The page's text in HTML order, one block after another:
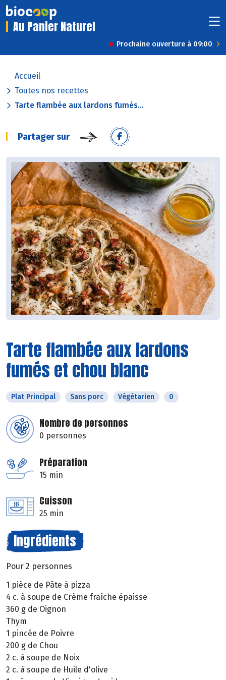
Au Panier Naturel
Prochaine ouverture à 09:00
Accueil
Toutes nos recettes
Tarte flambée aux lardons fumés...
Partager sur
Tarte flambée aux lardons
fumés et chou blanc
Plat Principal Sans porc Végétarien 0
Nombre de personnes
0 personnes
Préparation
15 min
Cuisson
25 min
Ingrédients
Pour 2 personnes
1 pièce de Pâte à pizza
4 c. à soupe de Crème fraîche épaisse
360 g de Oignon
Thym
1 pincée de Poivre
200 g de Chou
2 c. à soupe de Noix
2 c. à soupe de Huile d'olive